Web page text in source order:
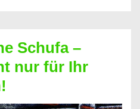
Schufa –
nur für Ihr